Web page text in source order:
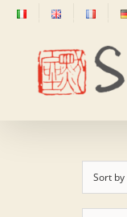
Skip
content
Sort by